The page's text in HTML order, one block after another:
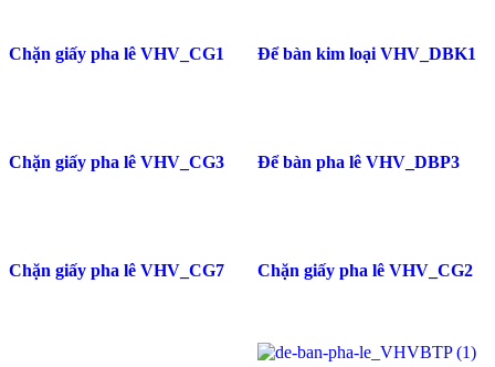
Chặn giấy pha lê VHV_CG1 Để bàn kim loại VHV_DBK1
Chặn giấy pha lê VHV_CG3 Để bàn pha lê VHV_DBP3
Chặn giấy pha lê VHV_CG7 Chặn giấy pha lê VHV_CG2